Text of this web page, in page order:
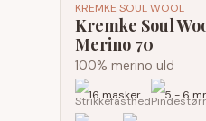
KREMKE SOUL WOOL
Kremke Soul
Merino 70
100% merino uld
16 masker 5 - 6